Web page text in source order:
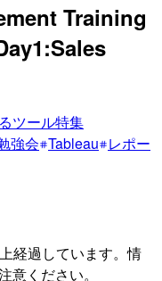
Training
ツール特集
強会 Tableau レポー
経過しています。情
ください。